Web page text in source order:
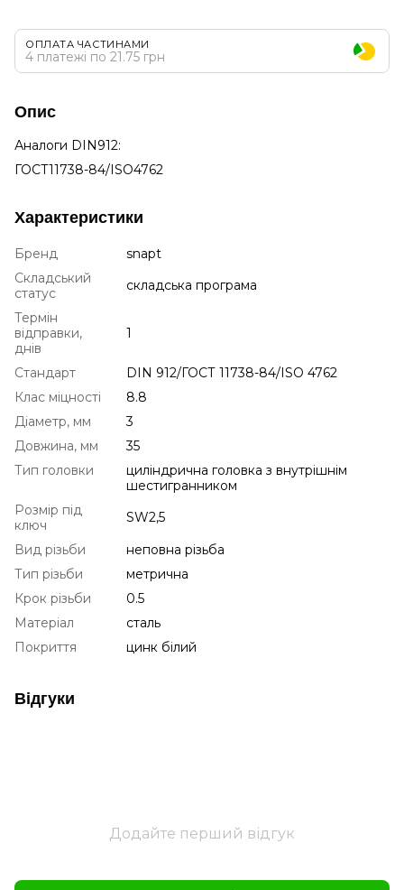
ОПЛАТА ЧАСТИНАМИ
4 платежі по 21.75 грн
Опис
Аналоги DIN912:
ГОСТ11738-84/ISO4762
Характеристики
Бренд
snapt
Складський
статус
складська програма
Термін
відправки,
днів
1
Стандарт
DIN 912/ГОСТ 11738-84/ISO 4762
Клас міцності
8.8
Діаметр, мм
3
Довжина, мм
35
Тип головки
циліндрична головка з внутрішнім
шестигранником
Розмір під
ключ
SW2,5
Вид різьби
неповна різьба
Тип різьби
метрична
Крок різьби
0.5
Матеріал
сталь
Покриття
цинк білий
Відгуки
Додайте перший відгук